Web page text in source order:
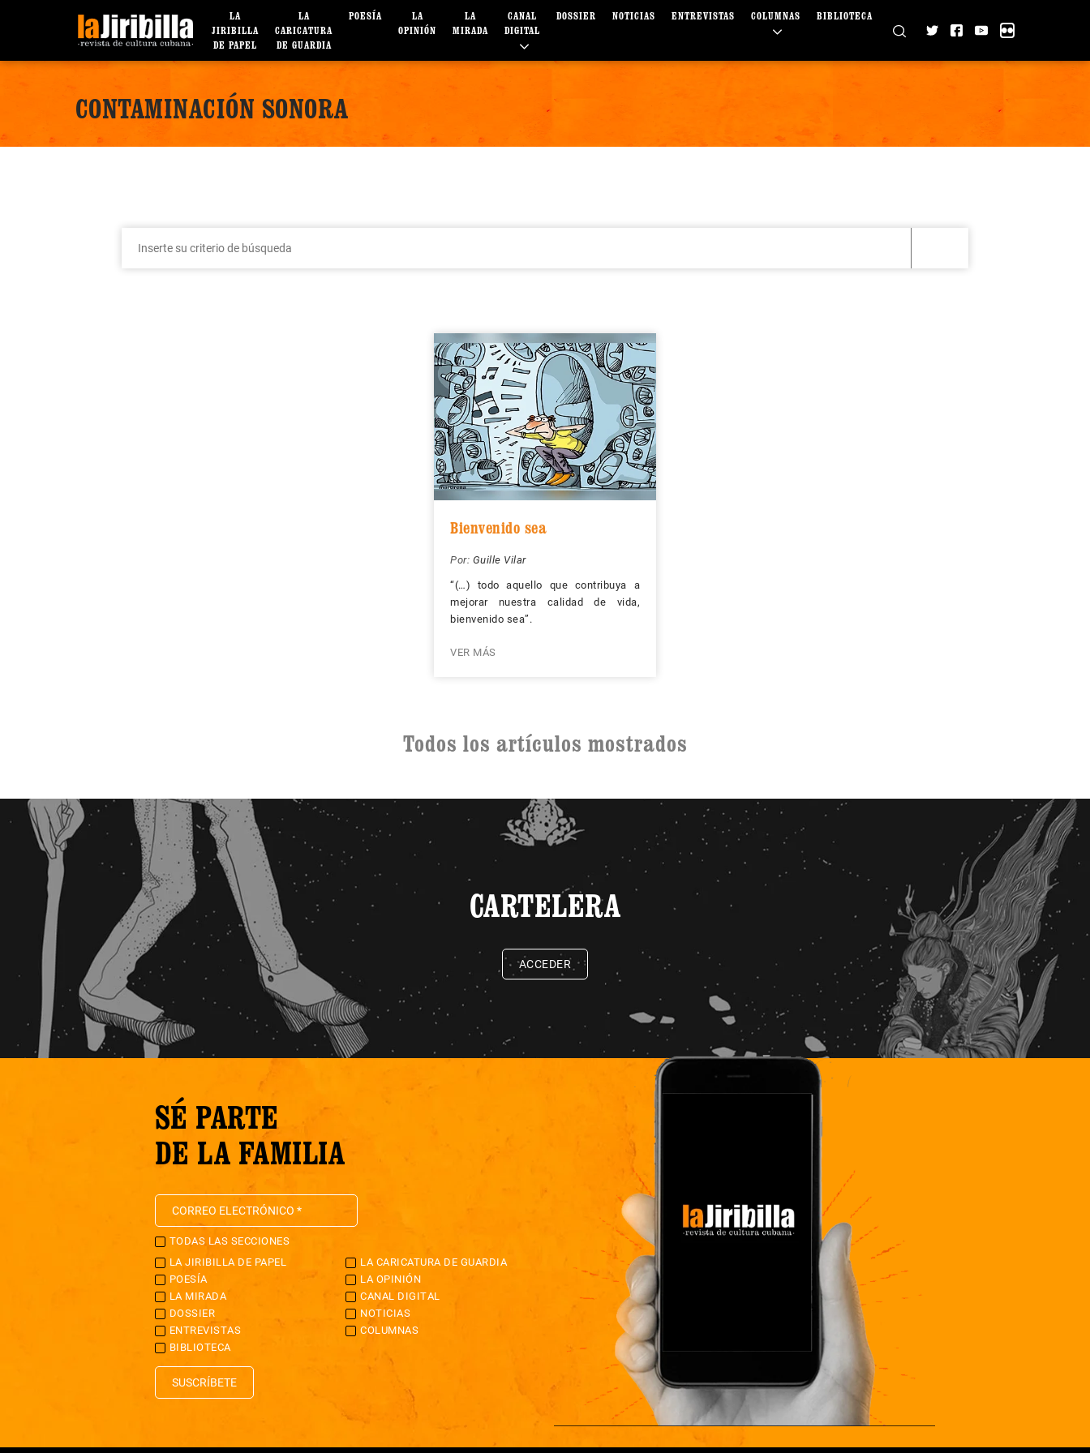
LA
JIRIBILLA
DE PAPEL
LA
CARICATURA
DE GUARDIA
POESÍA
LA
OPINIÓN
LA
MIRADA
CANAL
DIGITAL
DOSSIER NOTICIAS ENTREVISTAS COLUMNAS BIBLIOTECA
CONTAMINACIÓN SONORA
Bienvenido sea
Por: Guille Vilar
“(…) todo aquello que contribuya a
mejorar nuestra calidad de vida,
bienvenido sea”.
VER MÁS
Todos los artículos mostrados
CARTELERA
ACCEDER
SÉ PARTE
DE LA FAMILIA
TODAS LAS SECCIONES
LA JIRIBILLA DE PAPEL
LA CARICATURA DE GUARDIA
POESÍA
LA OPINIÓN
LA MIRADA
CANAL DIGITAL
DOSSIER
NOTICIAS
ENTREVISTAS
COLUMNAS
BIBLIOTECA
SUSCRÍBETE